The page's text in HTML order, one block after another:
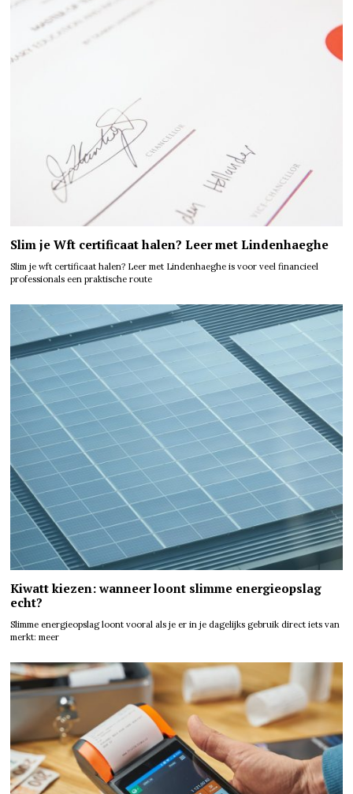
Slim je Wft certificaat halen? Leer met Lindenhaeghe
Slim je wft certificaat halen? Leer met Lindenhaeghe is voor veel financieel
professionals een praktische route
Kiwatt kiezen: wanneer loont slimme energieopslag
echt?
Slimme energieopslag loont vooral als je er in je dagelijks gebruik direct iets van
merkt: meer